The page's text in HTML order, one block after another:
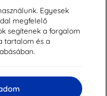
Egyesek
megfelelő
segítenek a forgalom
tartalom és a
4 221 Ft
Raktáron > 5 darab